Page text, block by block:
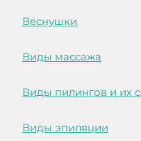
Веснушки
Виды массажа
Виды пилингов и их
Виды эпиляции